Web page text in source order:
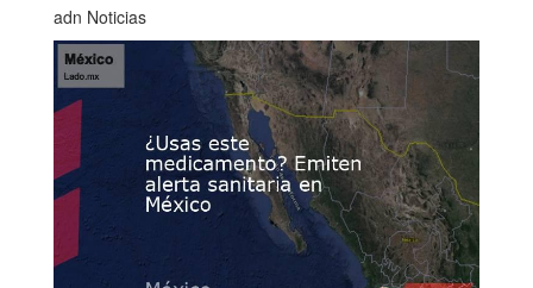
adn Noticias